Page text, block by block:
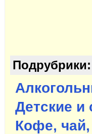
Подрубрики:
Детские
Кофе, чай,